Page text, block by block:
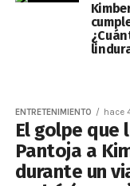
ENTRETENIMIENTO hace
El golpe que
Pantoja a
durante un